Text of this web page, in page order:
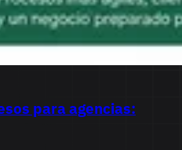
para agencias: